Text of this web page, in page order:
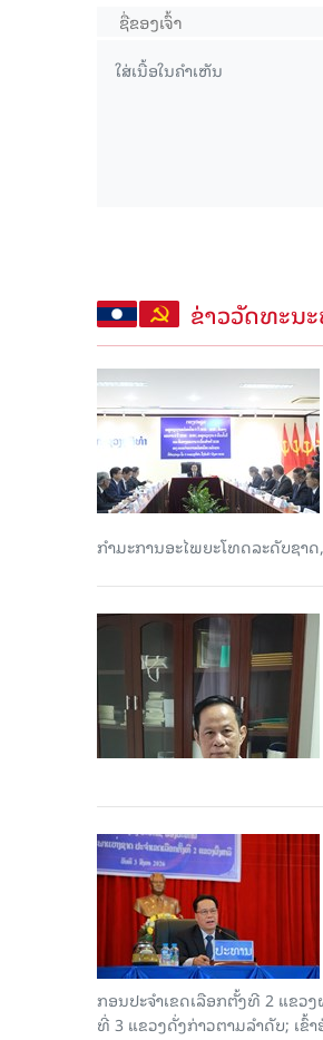
ຂ່າວວັດທະນ
ກໍາມະການອະໄພຍະໂທດລະດັບຊາ
ກອນປະຈໍາເຂດເລືອກຕັ້ງທີ 2 ແຂວ
ທີ່ 3 ແຂວງດັ່ງກ່າວຕາມລຳດັບ; ເຂົ້